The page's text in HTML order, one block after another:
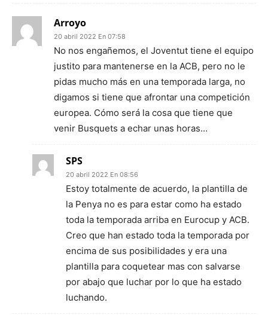
Arroyo
20 abril 2022 En 07:58
No nos engañemos, el Joventut tiene el equipo
justito para mantenerse en la ACB, pero no le
pidas mucho más en una temporada larga, no
digamos si tiene que afrontar una competición
europea. Cómo será la cosa que tiene que
venir Busquets a echar unas horas…
SPS
20 abril 2022 En 08:56
Estoy totalmente de acuerdo, la plantilla de
la Penya no es para estar como ha estado
toda la temporada arriba en Eurocup y ACB.
Creo que han estado toda la temporada por
encima de sus posibilidades y era una
plantilla para coquetear mas con salvarse
por abajo que luchar por lo que ha estado
luchando.